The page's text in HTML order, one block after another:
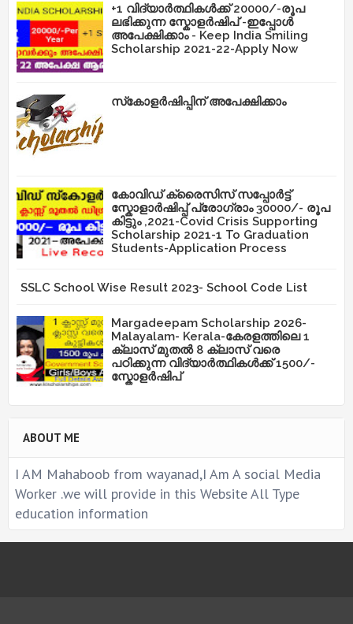
+1 വിദ്യാർത്ഥികൾക്ക് 20000/-രൂപ
ലഭിക്കുന്ന സ്കോളർഷിപ് -ഇപ്പോൾ
അപേക്ഷിക്കാം - Keep India Smiling
Scholarship 2021-22-Apply Now
സ്‌കോളർഷിപ്പിന് അപേക്ഷിക്കാം
കോവിഡ് ക്രൈസിസ് സപ്പോർട്ട്
സ്കോളാർഷിപ്പ് പ്രോഗ്രാം 30000/- രൂപ
കിട്ടും ,2021-Covid Crisis Supporting
Scholarship 2021-1 To Graduation
Students-Application Process
SSLC School Wise Result 2023- School Code List
Margadeepam Scholarship 2026-
Malayalam- Kerala-കേരളത്തിലെ 1
ക്ലാസ് മുതൽ 8 ക്ലാസ് വരെ
പഠിക്കുന്ന വിദ്യാർത്ഥികൾക്ക് 1500/-
സ്കോളർഷിപ്
ABOUT ME
I AM Mahaboob from wayanad,I Am A social Media
Worker .we will provide in this Website All Type
education information